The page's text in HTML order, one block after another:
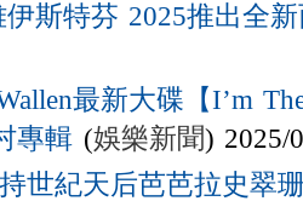
斯特芬 2025推出全新
最新大碟【I’m
專輯 (娛樂新聞) 2025/
持世紀天后芭芭拉史翠